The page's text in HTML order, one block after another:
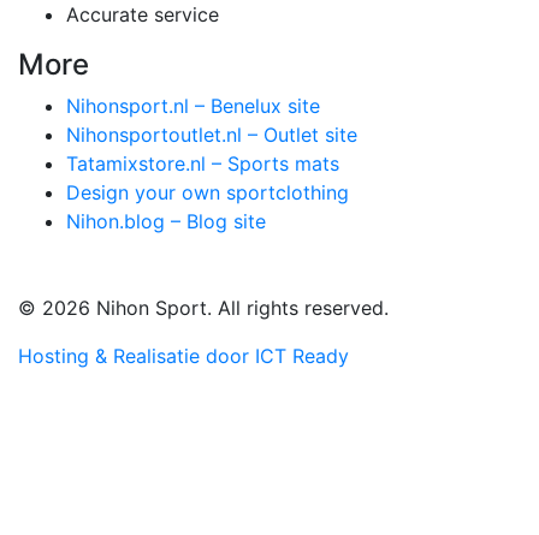
Accurate service
More
Nihonsport.nl – Benelux site
Nihonsportoutlet.nl – Outlet site
Tatamixstore.nl – Sports mats
Design your own sportclothing
Nihon.blog – Blog site
© 2026 Nihon Sport. All rights reserved.
Hosting & Realisatie door ICT Ready